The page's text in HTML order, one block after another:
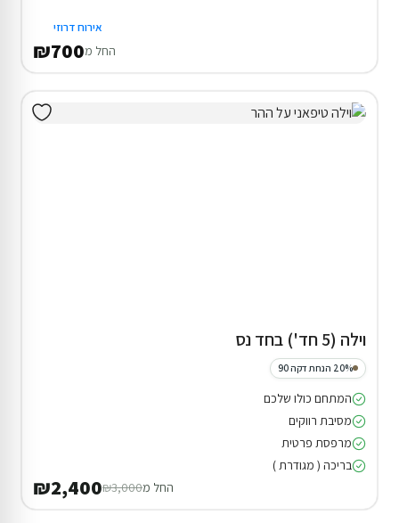
אירוח דרוזי
החל מ₪700
וילה (5 חד') בחד נס
20% הנחת דקה 90
המתחם כולו שלכם
מסיבת רווקים
מרפסת פרטית
בריכה ( מגודרת )
החל מ₪3,000
₪2,400